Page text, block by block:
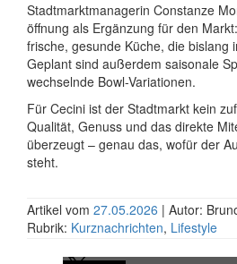
Stadtmarktmanagerin Constanze
öffnung als Ergänzung für den
frische, gesunde Küche, die bislang
Geplant sind außerdem saisonale
wech­selnde Bowl-Variationen.
Für Cecini ist der Stadtmarkt kein
Qualität, Genuss und das direkte
überzeugt – genau das, wofür der
steht.
Artikel vom 27.05.2026 | Autor:
Rubrik: Kurznachrichten, Lifestyle